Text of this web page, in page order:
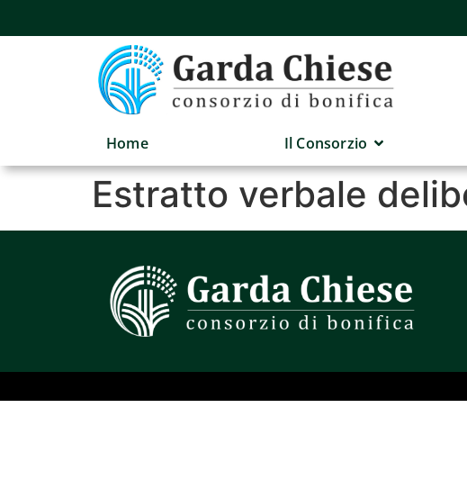
Home Il Consorzio
Estratto verbale